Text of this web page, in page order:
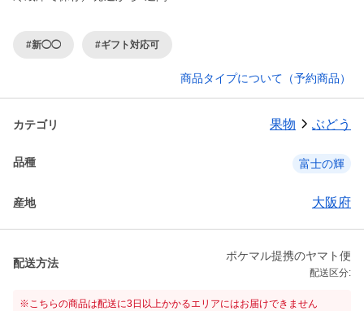
#新◯◯ #ギフト対応可
商品タイプについて（予約商品）
カテゴリ 果物 ぶどう
品種 富士の輝
産地 大阪府
配送方法
ポケマル提携のヤマト便
配送区分:
※こちらの商品は配送に3日以上かかるエリアにはお届けできません